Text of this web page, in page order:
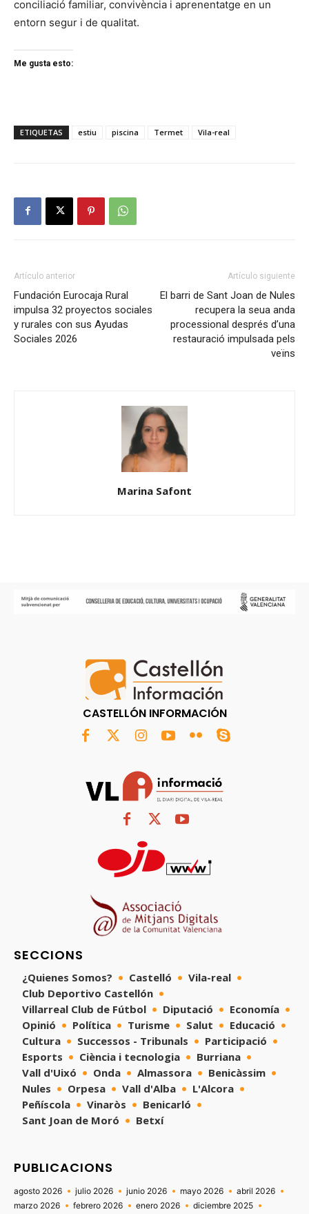
conciliació familiar, convivència i aprenentatge en un
entorn segur i de qualitat.
Me gusta esto:
ETIQUETAS estiu piscina Termet Vila-real
Artículo anterior
Fundación Eurocaja Rural
impulsa 32 proyectos sociales
y rurales con sus Ayudas
Sociales 2026
Artículo siguiente
El barri de Sant Joan de Nules
recupera la seua anda
processional després d’una
restauració impulsada pels
veïns
Marina Safont
CASTELLÓN INFORMACIÓN
SECCIONS
¿Quienes Somos? Castelló
Vila-real
Club Deportivo Castellón
Villarreal Club de Fútbol
Diputació
Economía
Opinió
Política Turisme Salut
Educació
Cultura
Successos - Tribunals
Participació
Esports
Ciència i tecnologia
Burriana
Vall d'Uixó
Onda Almassora
Benicàssim
Nules
Orpesa Vall d'Alba
L'Alcora
Peñíscola
Vinaròs
Benicarló
Sant Joan de Moró
Betxí
PUBLICACIONS
agosto 2026 julio 2026 junio 2026 mayo 2026
abril 2026
marzo 2026
febrero 2026 enero 2026
diciembre 2025